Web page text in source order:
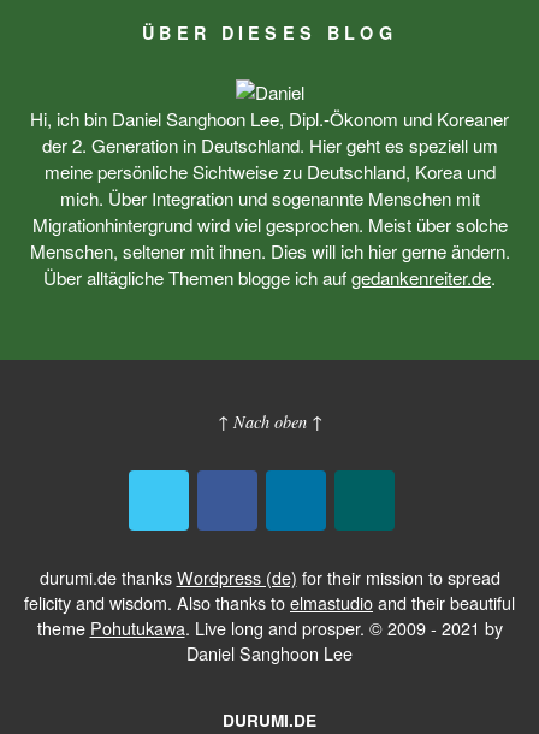
ÜBER DIESES BLOG
Hi, ich bin Daniel Sanghoon Lee, Dipl.-Ökonom und Koreaner
der 2. Generation in Deutschland. Hier geht es speziell um
meine persönliche Sichtweise zu Deutschland, Korea und
mich. Über Integration und sogenannte Menschen mit
Migrationhintergrund wird viel gesprochen. Meist über solche
Menschen, seltener mit ihnen. Dies will ich hier gerne ändern.
Über alltägliche Themen blogge ich aufgedankenreiter.de.
↑ Nach oben ↑
durumi.de thanksWordpress (de) for their mission to spread
felicity and wisdom. Also thanks toelmastudioand their beautiful
theme Pohutukawa. Live long and prosper. © 2009 - 2021 by
Daniel Sanghoon Lee
DURUMI.DE